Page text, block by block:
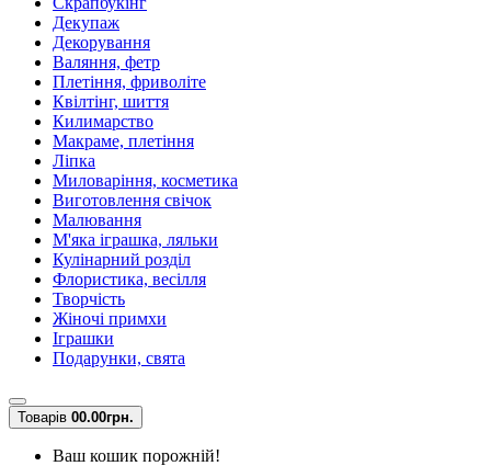
Декупаж
Декорування
Валяння, фетр
Плетіння, фриволіте
Квілтінг, шиття
Килимарство
Макраме, плетіння
Ліпка
Миловаріння, косметика
Виготовлення свічок
Малювання
М'яка іграшка, ляльки
Кулінарний розділ
Флористика, весілля
Творчість
Жіночі примхи
Іграшки
Подарунки, свята
Товарів 00.00грн.
Ваш кошик порожній!